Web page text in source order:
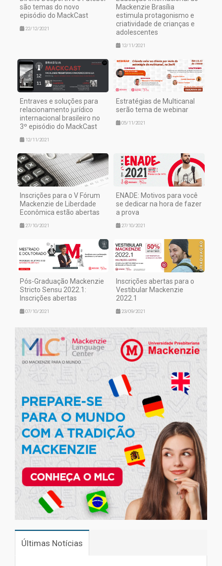
são temas do novo
episódio do MackCast
22/12/2021
Mackenzie Brasília
estimula protagonismo e
criatividade de crianças e
adolescentes
12/11/2021
Entraves e soluções para
relacionamento jurídico
internacional brasileiro no
3º episódio do MackCast
12/11/2021
Estratégias de Multicanal
serão tema de webinar
05/11/2021
Inscrições para o V Fórum
Mackenzie de Liberdade
Econômica estão abertas
27/10/2021
ENADE: Motivos para você
se dedicar na hora de fazer
a prova
27/10/2021
Pós-Graduação Mackenzie
Stricto Sensu 2022.1:
Inscrições abertas
07/10/2021
Inscrições abertas para o
Vestibular Mackenzie
2022.1
23/09/2021
Últimas Notícias